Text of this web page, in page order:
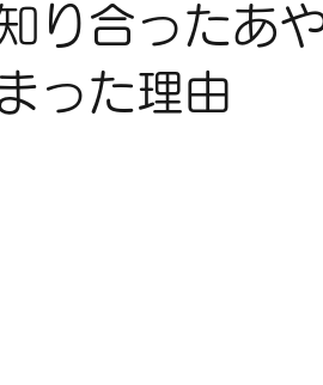
り合ったあ
った理由